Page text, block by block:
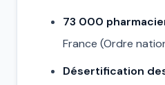
73 000
France (Ordre
Désertification